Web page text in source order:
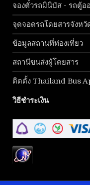
จองตั๋วรถมินิบัส - รถตู้อ
จุดจอดรถโดยสารจังหวั
ข้อมูลสถานที่ท่องเที่ยว
สถานีขนส่งผู้โดยสาร
ติดตั้ง Thailand Bus
วิธีชำระเงิน